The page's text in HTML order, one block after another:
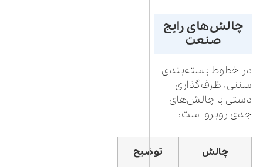
چالش‌های رایج
صنعت
در خطوط بسته‌بندی
سنتی، ظرف‌گذاری
دستی با چالش‌های
جدی روبرو است:
چالش توضیح